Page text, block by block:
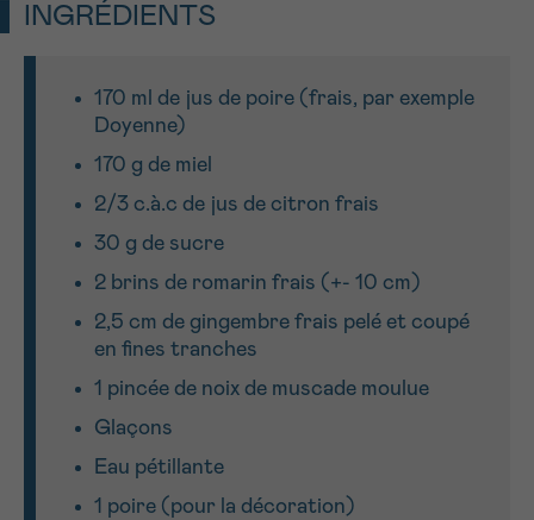
INGRÉDIENTS
170 ml de jus de poire (frais, par exemple
Doyenne)
170 g de miel
2/3 c.à.c de jus de citron frais
30 g de sucre
2 brins de romarin frais (+- 10 cm)
2,5 cm de gingembre frais pelé et coupé
en fines tranches
1 pincée de noix de muscade moulue
Glaçons
Eau pétillante
1 poire (pour la décoration)
Je souhaite recevoir la Newsletter
J’accepte les
*CHAMP OBLIGATOIRE
Envoyer